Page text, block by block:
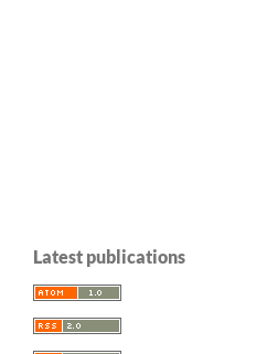
Latest publications